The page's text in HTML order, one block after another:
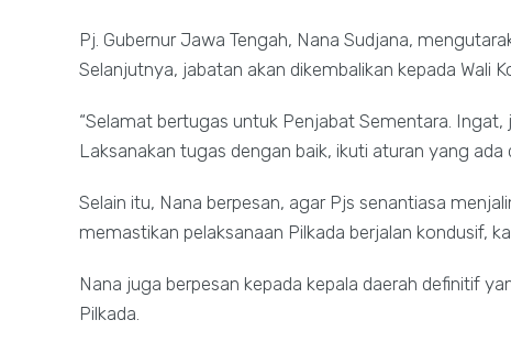
Pj. Gubernur Jawa Tengah, Nana Sudjana,
Selanjutnya, jabatan akan dikembalikan kepada Wali
“Selamat bertugas untuk Penjabat Sementara.
Laksanakan tugas dengan baik, ikuti aturan yang
Selain itu, Nana berpesan, agar Pjs senantiasa
memastikan pelaksanaan Pilkada berjalan kondusif,
Nana juga berpesan kepada kepala daerah definitif
Pilkada.